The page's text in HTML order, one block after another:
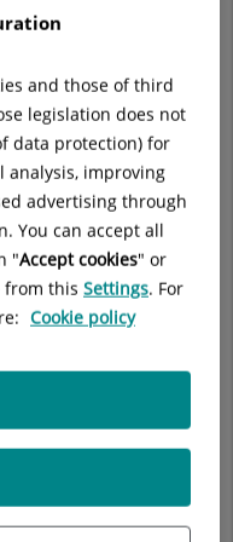
y a su
del ámbito sanitario y
Acadèmia es
del conocimiento
los profesionales de la
pasa a formar
Fundación, que
siguientes miembros:
and those of third
legislation does not
data protection) for
analysis, improving
advertising through
You can accept all
"Accept cookies" or
this Settings. For
Cookie policy